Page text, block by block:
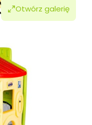
Otwórz galerię